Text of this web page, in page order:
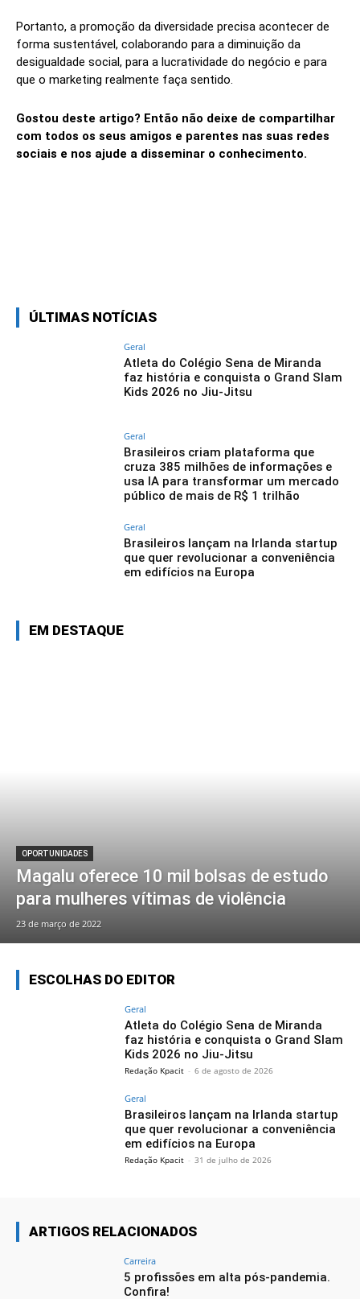
Portanto, a promoção da diversidade precisa acontecer de
forma sustentável, colaborando para a diminuição da
desigualdade social, para a lucratividade do negócio e para
que o marketing realmente faça sentido.
Gostou deste artigo? Então não deixe de compartilhar
com todos os seus amigos e parentes nas suas redes
sociais e nos ajude a disseminar o conhecimento.
ÚLTIMAS NOTÍCIAS
Geral
Atleta do Colégio Sena de Miranda
faz história e conquista o Grand Slam
Kids 2026 no Jiu-Jitsu
Geral
Brasileiros criam plataforma que
cruza 385 milhões de informações e
usa IA para transformar um mercado
público de mais de R$ 1 trilhão
Geral
Brasileiros lançam na Irlanda startup
que quer revolucionar a conveniência
em edifícios na Europa
EM DESTAQUE
OPORTUNIDADES
Magalu oferece 10 mil bolsas de estudo
para mulheres vítimas de violência
23 de março de 2022
ESCOLHAS DO EDITOR
Geral
Atleta do Colégio Sena de Miranda
faz história e conquista o Grand Slam
Kids 2026 no Jiu-Jitsu
Redação Kpacit - 6 de agosto de 2026
Geral
Brasileiros lançam na Irlanda startup
que quer revolucionar a conveniência
em edifícios na Europa
Redação Kpacit - 31 de julho de 2026
ARTIGOS RELACIONADOS
Carreira
5 profissões em alta pós-pandemia.
Confira!